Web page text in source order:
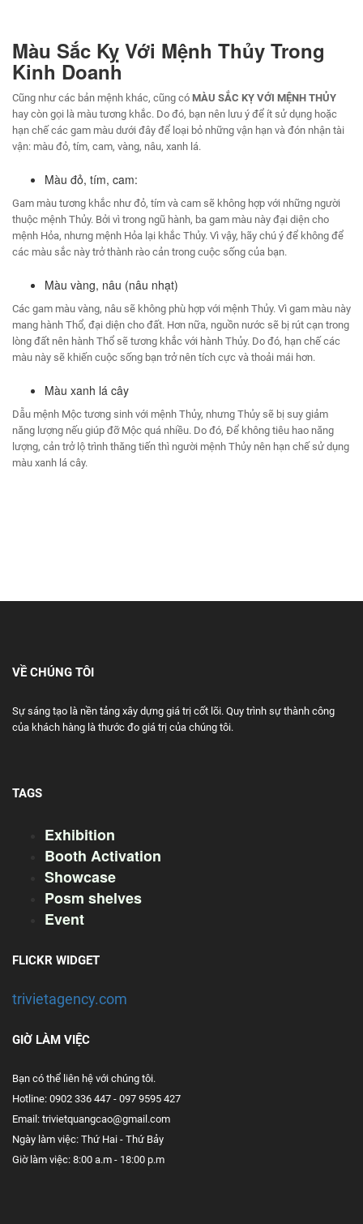
Màu Sắc Kỵ Với Mệnh Thủy Trong
Kinh Doanh
Cũng như các bản mệnh khác, cũng có MÀU SẮC KỴ VỚI MỆNH THỦY
hay còn gọi là màu tương khắc. Do đó, bạn nên lưu ý để ít sử dụng hoặc
hạn chế các gam màu dưới đây để loại bỏ những vận hạn và đón nhận tài
vận: màu đỏ, tím, cam, vàng, nâu, xanh lá.
Màu đỏ, tím, cam:
Gam màu tương khắc như đỏ, tím và cam sẽ không hợp với những người
thuộc mệnh Thủy. Bởi vì trong ngũ hành, ba gam màu này đại diện cho
mệnh Hỏa, nhưng mệnh Hỏa lại khắc Thủy. Vì vậy, hãy chú ý để không để
các màu sắc này trở thành rào cản trong cuộc sống của bạn.
Màu vàng, nâu (nâu nhạt)
Các gam màu vàng, nâu sẽ không phù hợp với mệnh Thủy. Vì gam màu này
mang hành Thổ, đại diện cho đất. Hơn nữa, nguồn nước sẽ bị rút cạn trong
lòng đất nên hành Thổ sẽ tương khắc với hành Thủy. Do đó, hạn chế các
màu này sẽ khiến cuộc sống bạn trở nên tích cực và thoải mái hơn.
Màu xanh lá cây
Dẫu mệnh Mộc tương sinh với mệnh Thủy, nhưng Thủy sẽ bị suy giảm
năng lượng nếu giúp đỡ Mộc quá nhiều. Do đó, Để không tiêu hao năng
lượng, cản trở lộ trình thăng tiến thì người mệnh Thủy nên hạn chế sử dụng
màu xanh lá cây.
VỀ CHÚNG TÔI
Sự sáng tạo là nền tảng xây dựng giá trị cốt lõi. Quy trình sự thành công
của khách hàng là thước đo giá trị của chúng tôi.
TAGS
Exhibition
Booth Activation
Showcase
Posm shelves
Event
FLICKR WIDGET
trivietagency.com
GIỜ LÀM VIỆC
Bạn có thể liên hệ với chúng tôi.
Hotline: 0902 336 447 - 097 9595 427
Email: trivietquangcao@gmail.com
Ngày làm việc: Thứ Hai - Thứ Bảy
Giờ làm việc: 8:00 a.m - 18:00 p.m